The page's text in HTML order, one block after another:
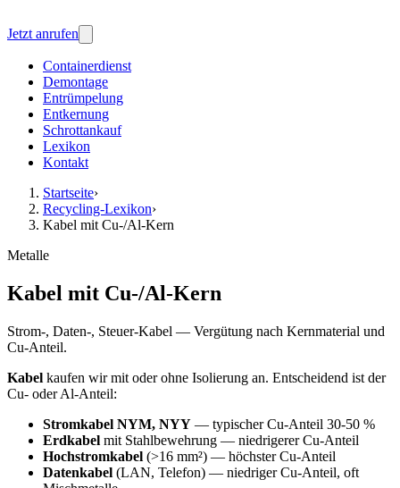
Jetzt anrufen
Containerdienst
Demontage
Entrümpelung
Entkernung
Schrottankauf
Lexikon
Kontakt
Startseite›
Recycling-Lexikon›
Kabel mit Cu-/Al-Kern
Metalle
Kabel mit Cu-/Al-Kern
Strom-, Daten-, Steuer-Kabel — Vergütung nach Kernmaterial und
Cu-Anteil.
Kabel kaufen wir mit oder ohne Isolierung an. Entscheidend ist der
Cu- oder Al-Anteil:
Stromkabel NYM, NYY — typischer Cu-Anteil 30-50 %
Erdkabel mit Stahlbewehrung — niedrigerer Cu-Anteil
Hochstromkabel (>16 mm²) — höchster Cu-Anteil
Datenkabel (LAN, Telefon) — niedriger Cu-Anteil, oft